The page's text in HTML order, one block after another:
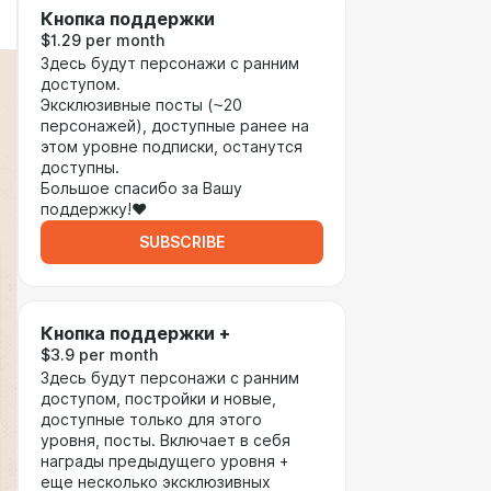
Кнопка поддержки
$1.29 per month
Здесь будут персонажи с ранним
доступом.
Эксклюзивные посты (⁓20
персонажей), доступные ранее на
этом уровне подписки, останутся
доступны.
Большое спасибо за Вашу
поддержку!❤️
SUBSCRIBE
Кнопка поддержки +
$3.9 per month
Здесь будут персонажи с ранним
доступом, постройки и новые,
доступные только для этого
уровня, посты. Включает в себя
награды предыдущего уровня +
еще несколько эксклюзивных